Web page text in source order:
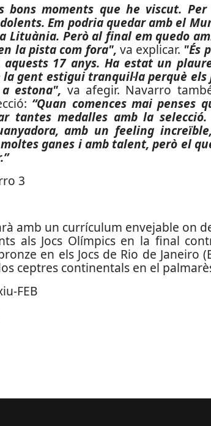
bons moments que he viscut.
Em podria quedar amb el
Lituània. Però al final em quedo
la pista com fora", va explicar. "És
17 anys. Ha estat un
gent estigui tranquil·la perquè els
estona", va afegir. Navarro
“Quan comences mai penses
tantes medalles amb la
amb un feeling
ganes i amb talent, però el
amb un currículum envejable on
als Jocs Olímpics en la final
en els Jocs de Rio de Janeiro
ceptres continentals en el
FEB
(NATACIÓ): Pol Gil guanya la travessia al llac de